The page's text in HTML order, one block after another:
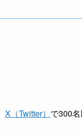
X（Twitter） で300